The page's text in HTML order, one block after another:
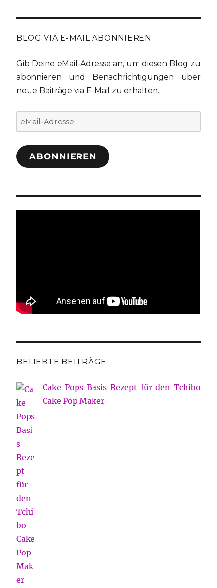
BLOG VIA E-MAIL ABONNIEREN
Gib Deine eMail-Adresse an, um diesen Blog zu
abonnieren und Benachrichtigungen über
neue Beiträge via E-Mail zu erhalten.
eMail-
Adresse
ABONNIEREN
BELIEBTE BEITRÄGE
Cake Pops Basis Rezept für den Tchibo
Cake Pop Maker